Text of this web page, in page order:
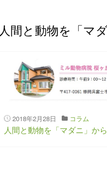
人間と動物を「マ
2018年2月28日 コラム
人間と動物を「マダニ」か